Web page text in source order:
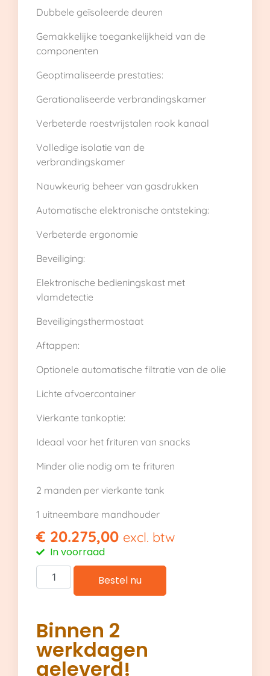
Dubbele geïsoleerde deuren
Gemakkelijke toegankelijkheid van de
componenten
Geoptimaliseerde prestaties:
Gerationaliseerde verbrandingskamer
Verbeterde roestvrijstalen rook kanaal
Volledige isolatie van de
verbrandingskamer
Nauwkeurig beheer van gasdrukken
Automatische elektronische ontsteking:
Verbeterde ergonomie
Beveiliging:
Elektronische bedieningskast met
vlamdetectie
Beveiligingsthermostaat
Aftappen:
Optionele automatische filtratie van de olie
Lichte afvoercontainer
Vierkante tankoptie:
Ideaal voor het frituren van snacks
Minder olie nodig om te frituren
2 manden per vierkante tank
1 uitneembare mandhouder
€ 20.275,00 excl. btw
In voorraad
Bestel nu
Binnen 2
werkdagen
geleverd!